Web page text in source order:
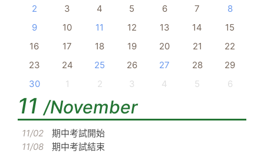
2
3 4 5 6 7
8
9
10 11 12 13 14
15
16
17 18 19 20 21
22
23
24 25 26 27 28
29
30
1 2 3 4 5 6
11 /November
11/02
期中考試開始
11/08
期中考試結束